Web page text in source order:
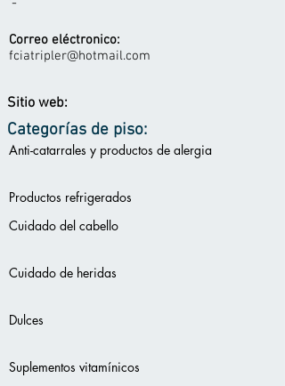
'-
Correo eléctronico:
fciatripler@hotmail.com
Sitio web:
Categorías de piso:
Anti-catarrales y productos de alergia
Productos refrigerados
Cuidado del cabello
Cuidado de heridas
Dulces
Suplementos vitamínicos